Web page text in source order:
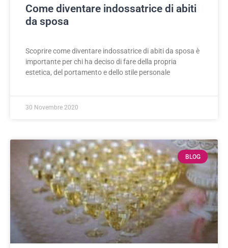
Come diventare indossatrice di abiti
da sposa
Scoprire come diventare indossatrice di abiti da sposa è
importante per chi ha deciso di fare della propria
estetica, del portamento e dello stile personale
30 Novembre 2020
BLOG